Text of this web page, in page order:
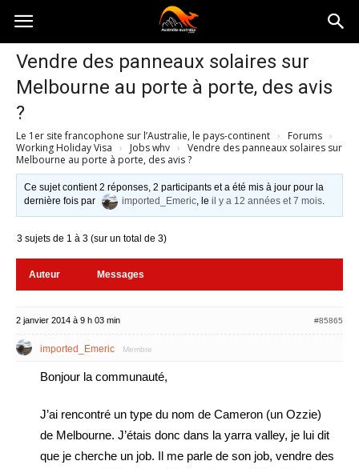
Australia-
australie.com
Vendre des panneaux solaires sur
Melbourne au porte à porte, des avis
?
Le 1er site francophone sur l’Australie, le pays-continent › Forums ›
Working Holiday Visa › Jobs whv › Vendre des panneaux solaires sur
Melbourne au porte à porte, des avis ?
Ce sujet contient 2 réponses, 2 participants et a été mis à jour pour la
dernière fois par
imported_Emeric, leil y a 12 années et 7 mois.
3 sujets de 1 à 3 (sur un total de 3)
Auteur Messages
2 janvier 2014 à 9 h 03 min #85865
imported_Emeric Membre
Bonjour la communauté,
J’ai rencontré un type du nom de Cameron (un Ozzie)
de Melbourne. J’étais donc dans la yarra valley, je lui dit
que je cherche un job. Il me parle de son job, vendre des